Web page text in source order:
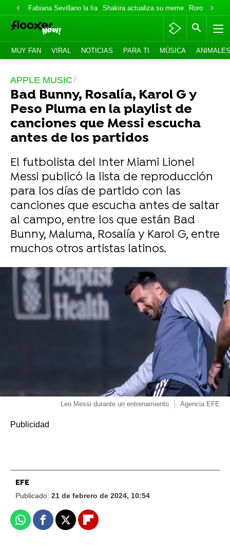
Fabiana Sevillano la lía Shakira actualiza su meme Roro lo niega
MUY FAN VIRAL NOTICIAS PARA TI MÚSICA ANIMALES
APPLE MUSIC
Bad Bunny, Rosalía, Karol G y
Peso Pluma en la playlist de
canciones que Messi escucha
antes de los partidos
El futbolista del Inter Miami Lionel
Messi publicó la lista de reproducción
para los días de partido con las
canciones que escucha antes de saltar
al campo, entre los que están Bad
Bunny, Maluma, Rosalía y Karol G, entre
muchos otros artistas latinos.
Leo Messi durante un entrenamiento Agencia EFE
EFE
Publicado: 21 de febrero de 2024, 10:54
WhatsappFacebook
X Flipboard